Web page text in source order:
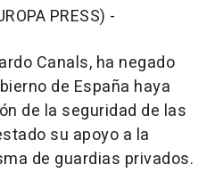
PRESS) -
Canals, ha negado
de España haya
de la seguridad de las
su apoyo a la
de guardias privados.